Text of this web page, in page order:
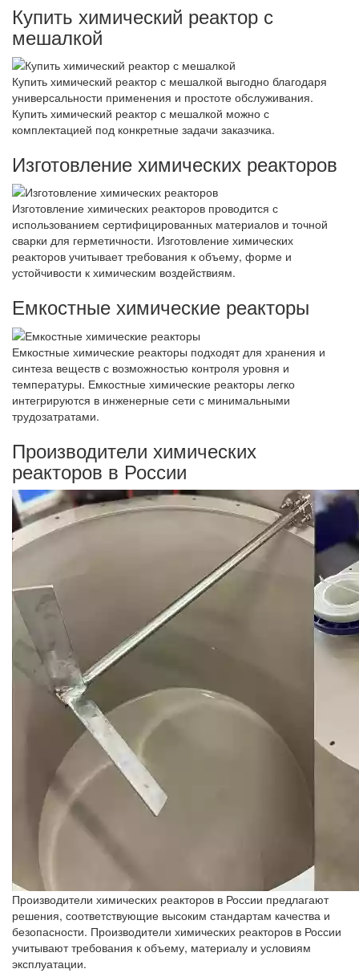
Купить химический реактор с
мешалкой
Купить химический реактор с мешалкой выгодно благодаря
универсальности применения и простоте обслуживания.
Купить химический реактор с мешалкой можно с
комплектацией под конкретные задачи заказчика.
Изготовление химических реакторов
Изготовление химических реакторов проводится с
использованием сертифицированных материалов и точной
сварки для герметичности. Изготовление химических
реакторов учитывает требования к объему, форме и
устойчивости к химическим воздействиям.
Емкостные химические реакторы
Емкостные химические реакторы подходят для хранения и
синтеза веществ с возможностью контроля уровня и
температуры. Емкостные химические реакторы легко
интегрируются в инженерные сети с минимальными
трудозатратами.
Производители химических
реакторов в России
Производители химических реакторов в России предлагают
решения, соответствующие высоким стандартам качества и
безопасности. Производители химических реакторов в России
учитывают требования к объему, материалу и условиям
эксплуатации.